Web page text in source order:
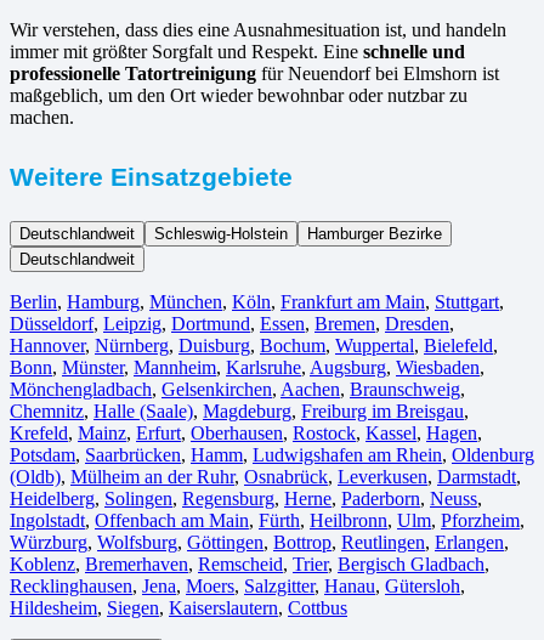
Wir verstehen, dass dies eine Ausnahmesituation ist, und handeln
immer mit größter Sorgfalt und Respekt. Eine schnelle und
professionelle Tatortreinigung für Neuendorf bei Elmshorn ist
maßgeblich, um den Ort wieder bewohnbar oder nutzbar zu
machen.
Weitere Einsatzgebiete
Deutschlandweit Schleswig-Holstein
Hamburger Bezirke
Deutschlandweit
Berlin⁠, Hamburg, München, Köln⁠, Frankfurt am Main, Stuttgart,
Düsseldorf, Leipzig, Dortmund, Essen, Bremen, Dresden,
Hannover, Nürnberg, Duisburg⁠, Bochum, Wuppertal⁠, Bielefeld⁠,
Bonn⁠, Münster⁠, Mannheim, Karlsruhe, Augsburg, Wiesbaden⁠,
Mönchengladbach⁠, Gelsenkirchen⁠, Aachen⁠, Braunschweig,
Chemnitz⁠, Halle (Saale)⁠, Magdeburg, Freiburg im Breisgau⁠,
Krefeld⁠, Mainz⁠, Erfurt, Oberhausen⁠, Rostock⁠, Kassel⁠, Hagen,
Potsdam, Saarbrücken⁠, Hamm, Ludwigshafen am Rhein⁠, Oldenburg
(Oldb), Mülheim an der Ruhr, Osnabrück⁠, Leverkusen, Darmstadt⁠,
Heidelberg, Solingen, Regensburg, Herne⁠, Paderborn, Neuss,
Ingolstadt, Offenbach am Main, Fürth⁠, Heilbronn, Ulm⁠, Pforzheim,
Würzburg, Wolfsburg⁠, Göttingen, Bottrop, Reutlingen, Erlangen⁠,
Koblenz, Bremerhaven⁠, Remscheid, Trier⁠, Bergisch Gladbach,
Recklinghausen, Jena⁠, Moers⁠, Salzgitter⁠, Hanau, Gütersloh,
Hildesheim⁠, Siegen⁠, Kaiserslautern⁠, Cottbus⁠